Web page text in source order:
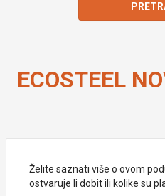
ECOSTEEL
Želite saznati više o ovom
ostvaruje li dobit ili kolike su